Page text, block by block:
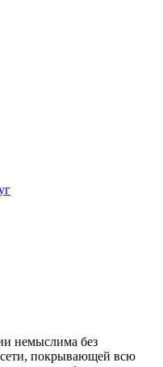
немыслима без
сети, покрывающей всю